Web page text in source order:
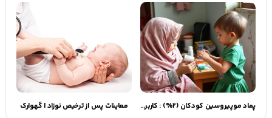
پماد موپیروسین کودکان (2%) : کاربرد، دوز و نکات ایمنی معاینات پس از ترخیص نوزاد | گهوارک